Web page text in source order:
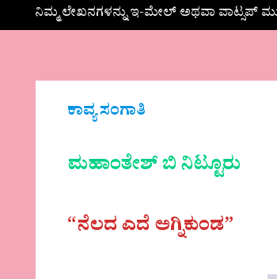
ನಿಮ್ಮ ಲೇಖನಗಳನ್ನು ಇ-ಮೇಲ್ ಅಥವಾ ವಾಟ್ಸಪ್
ಕಾವ್ಯ ಸಂಗಾತಿ
ಮಹಾಂತೇಶ್‌ ಬಿ ನಿಟ್ಟೂರು
“ನೆಲದ ಎದೆ ಅಗ್ನಿಕುಂಡ”